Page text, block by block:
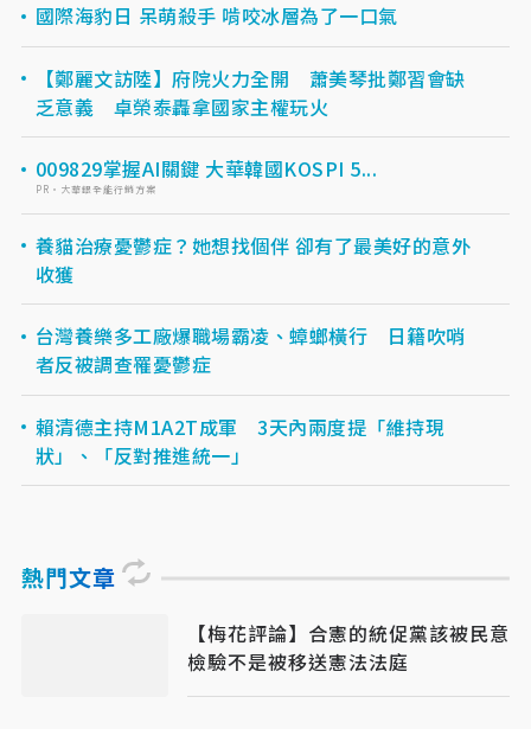
國際海豹日 呆萌殺手 啃咬冰層為了一口氣
【鄭麗文訪陸】府院火力全開 蕭美琴批鄭習會缺
乏意義 卓榮泰轟拿國家主權玩火
009829掌握AI關鍵 大華韓國KOSPI 5...
PR・大華銀全能行銷方案
養貓治療憂鬱症？她想找個伴 卻有了最美好的意外
收獲
台灣養樂多工廠爆職場霸凌、蟑螂橫行 日籍吹哨
者反被調查罹憂鬱症
賴清德主持M1A2T成軍 3天內兩度提「維持現
狀」、「反對推進統一」
熱門文章
【梅花評論】合憲的統促黨該被民意
檢驗不是被移送憲法法庭